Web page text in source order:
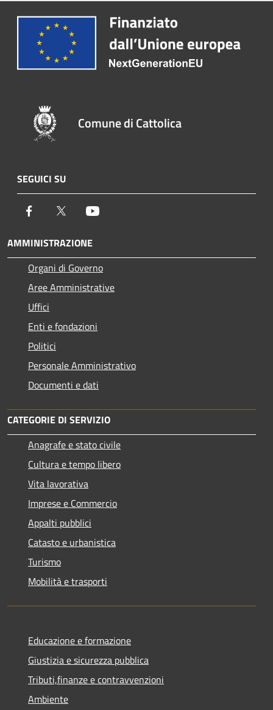
Comune di Cattolica
SEGUICI SU
Facebook Twitter
AMMINISTRAZIONE
Organi di Governo
Aree Amministrative
Uffici
Enti e fondazioni
Politici
Personale Amministrativo
Documenti e dati
CATEGORIE DI SERVIZIO
Anagrafe e stato civile
Cultura e tempo libero
Vita lavorativa
Imprese e Commercio
Appalti pubblici
Catasto e urbanistica
Turismo
Mobilità e trasporti
Educazione e formazione
Giustizia e sicurezza pubblica
Tributi,finanze e contravvenzioni
Ambiente